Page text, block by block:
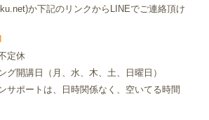
か下記のリンクからLINEでご連絡頂け
定休
開講日（月、水、木、土、日曜日）
サポートは、日時関係なく、空いてる時間